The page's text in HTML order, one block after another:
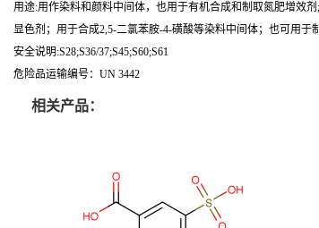
用途:用作染料和颜料中间体，也用于有机合成和制取氮肥增效
显色剂；用于合成2,5-二氯苯胺-4-磺酸等染料中间体；也可用于
安全说明:S28;S36/37;S45;S60;S61
危险品运输编号：UN 3442
相关产品：